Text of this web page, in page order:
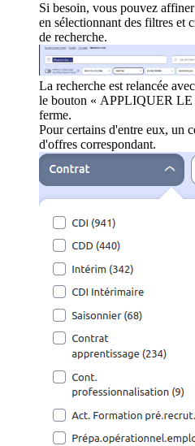
Si besoin, vous pouvez
en sélectionnant des filtres et
de recherche.
La recherche est relancée
le bouton « APPLIQUER
ferme.
Pour certains d'entre eux, un
d'offres correspondant.